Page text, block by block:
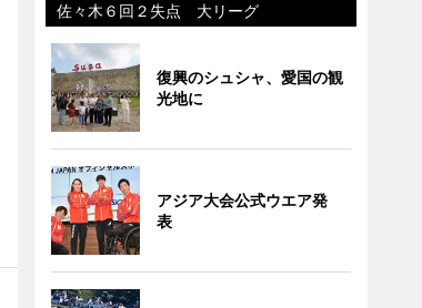
佐々木６回２失点 大リーグ
復興のシュシャ、愛国の観
光地に
アジア大会公式ウエア発
表